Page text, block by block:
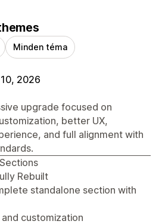
Minden téma
2026
upgrade focused on
better UX,
and full alignment with
Rebuilt
standalone section with
customization